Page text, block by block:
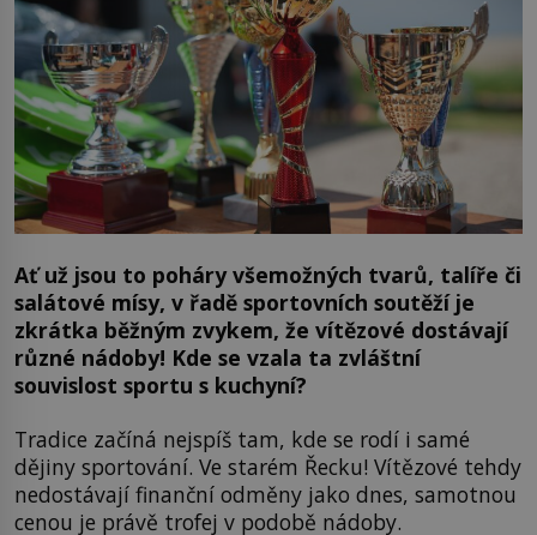
Ať už jsou to poháry všemožných tvarů, talíře či
salátové mísy, v řadě sportovních soutěží je
zkrátka běžným zvykem, že vítězové dostávají
různé nádoby! Kde se vzala ta zvláštní
souvislost sportu s kuchyní?
Tradice začíná nejspíš tam, kde se rodí i samé
dějiny sportování. Ve starém Řecku! Vítězové tehdy
nedostávají finanční odměny jako dnes, samotnou
cenou je právě trofej v podobě nádoby.